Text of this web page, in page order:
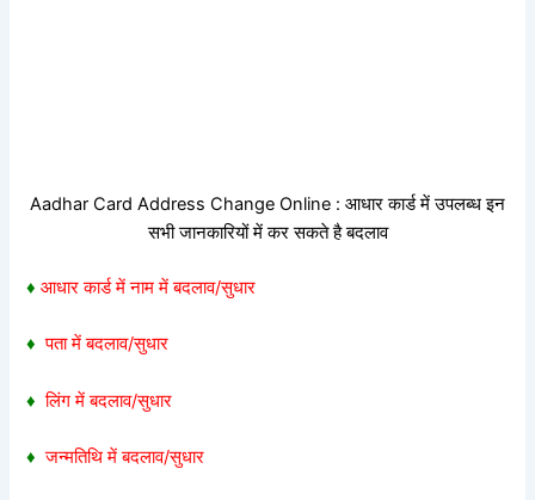
Aadhar Card Address Change Online : आधार कार्ड में उपलब्ध इन
सभी जानकारियों में कर सकते है बदलाव
♦ आधार कार्ड में नाम में बदलाव/सुधार
♦ पता में बदलाव/सुधार
♦ लिंग में बदलाव/सुधार
♦ जन्मतिथि में बदलाव/सुधार